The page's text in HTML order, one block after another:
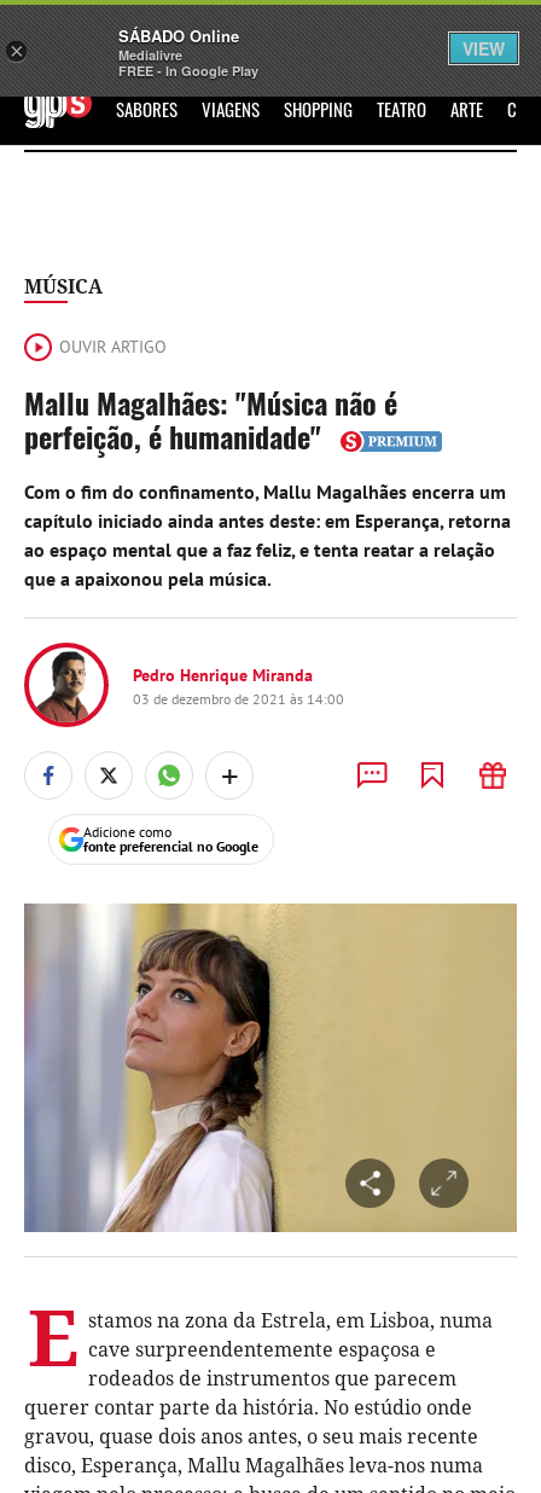
Sábado Assine Iniciar Sessão
GPS SABORES VIAGENS SHOPPING TEATRO ARTE
MÚSICA
OUVIR ARTIGO
Mallu Magalhães: "Música não é
perfeição, é humanidade"
Com o fim do confinamento, Mallu Magalhães encerra um
capítulo iniciado ainda antes deste: em Esperança, retorna
ao espaço mental que a faz feliz, e tenta reatar a relação
que a apaixonou pela música.
Pedro Henrique Miranda
03 de dezembro de 2021 às 14:00
+
Adicione como
fonte preferencial no Google
E stamos na zona da Estrela, em Lisboa, numa
cave surpreendentemente espaçosa e
rodeados de instrumentos que parecem
querer contar parte da história. No estúdio onde
gravou, quase dois anos antes, o seu mais recente
disco, Esperança, Mallu Magalhães leva-nos numa
×
SÁBADO Online
Medialivre
FREE - In Google Play
VIEW